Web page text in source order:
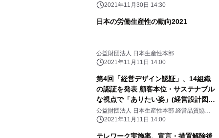
2021年11月30日 14:30
日本の労働生産性の動向2021
公益財団法人 日本生産性本部
2021年11月11日 14:00
第4回「経営デザイン認証」、14組織
の認証を発表 顧客本位・サステナブル
な視点で「ありたい姿」(経営設計図)
を 「見える化」し組織一体での生産性
改革、事業承継につなげる
公益財団法人 日本生産性本部 経営品質協議
会 2021年11月11日 14:00
テレワーク実施率、宣言・措置解除後